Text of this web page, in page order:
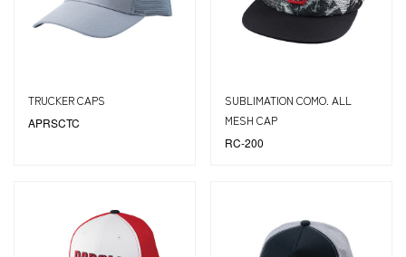
TRUCKER CAPS
APRSCTC
SUBLIMATION COMO. ALL
MESH CAP
RC-200